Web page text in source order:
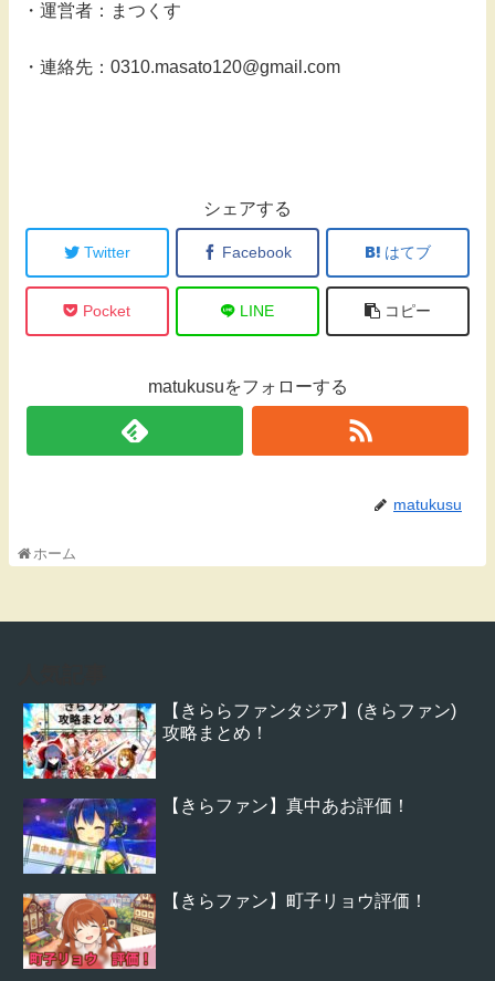
・運営者：まつくす
・連絡先：0310.masato120@gmail.com
シェアする
Twitter Facebook はてブ
Pocket LINE コピー
matukusuをフォローする
matukusu
ホーム
【きららファンタジア】(きらファン)
攻略まとめ！
【きらファン】真中あお評価！
【きらファン】町子リョウ評価！